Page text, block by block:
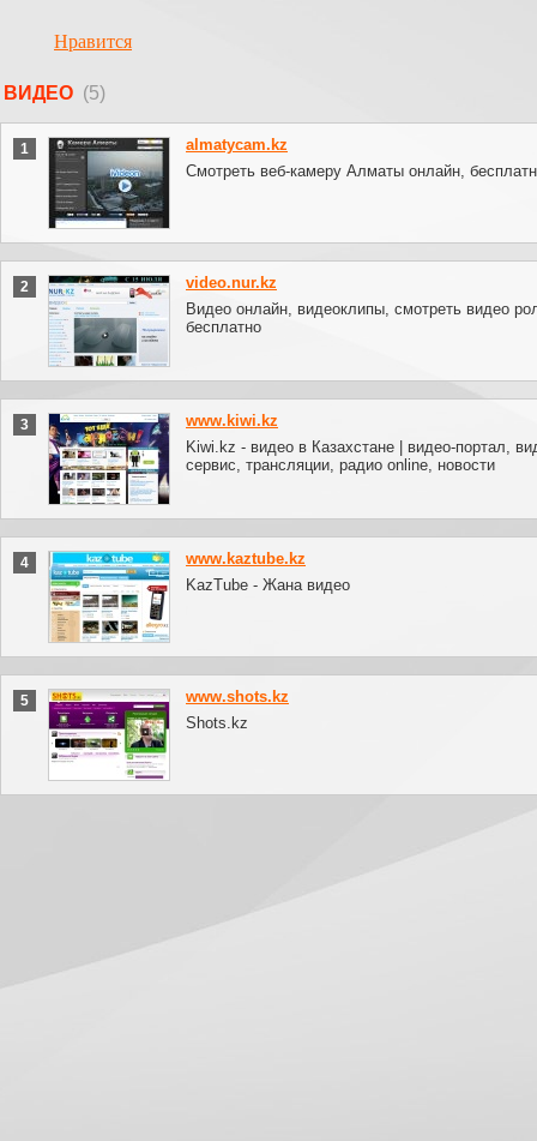
Нравится
ВИДЕО (5)
1
almatycam.kz
Смотреть веб-камеру Алматы онлайн,
2
video.nur.kz
Видео онлайн, видеоклипы, смотреть видео
бесплатно
3
www.kiwi.kz
Kiwi.kz - видео в Казахстане | видео-портал,
сервис, трансляции, радио online, новости
4
www.kaztube.kz
KazTube - Жана видео
5
www.shots.kz
Shots.kz